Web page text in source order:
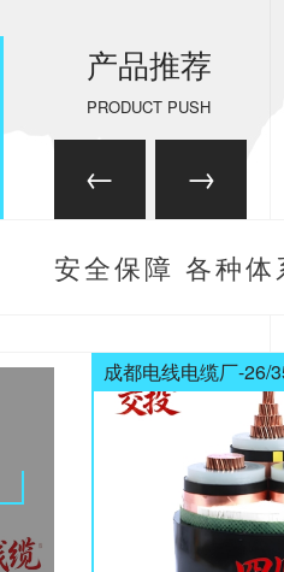
产品推荐
PRODUCT PUSH
安全保障 各种体